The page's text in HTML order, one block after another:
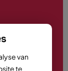
van
te